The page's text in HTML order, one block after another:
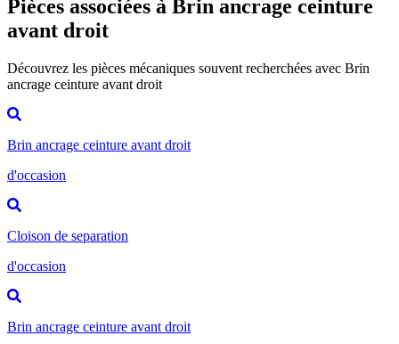
Pièces associées à Brin ancrage ceinture
avant droit
Découvrez les pièces mécaniques souvent recherchées avec Brin
ancrage ceinture avant droit
Brin ancrage ceinture avant droit
d'occasion
Cloison de separation
d'occasion
Brin ancrage ceinture avant droit